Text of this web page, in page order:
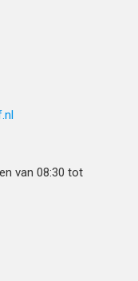
van 08:30 tot